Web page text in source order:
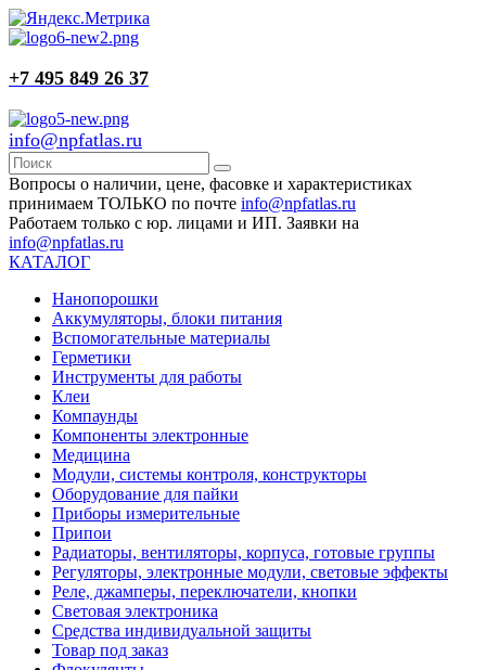
+7 495 849 26 37
info@npfatlas.ru
Вопросы о наличии, цене, фасовке и характеристиках
принимаем ТОЛЬКО по почте info@npfatlas.ru
Работаем только с юр. лицами и ИП. Заявки на
info@npfatlas.ru
КАТАЛОГ
Нанопорошки
Аккумуляторы, блоки питания
Вспомогательные материалы
Герметики
Инструменты для работы
Клеи
Компаунды
Компоненты электронные
Медицина
Модули, системы контроля, конструкторы
Оборудование для пайки
Приборы измерительные
Припои
Радиаторы, вентиляторы, корпуса, готовые группы
Регуляторы, электронные модули, световые эффекты
Реле, джамперы, переключатели, кнопки
Световая электроника
Средства индивидуальной защиты
Товар под заказ